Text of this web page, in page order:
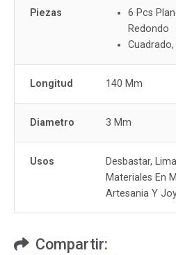
Piezas
6 Pcs
Redondo
Longitud 140 Mm
Diametro 3 Mm
Usos
Desbastar,
Materiales En
Artesania Y
Compartir: